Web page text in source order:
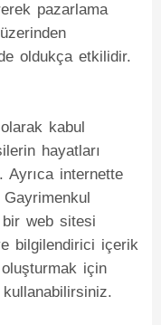
pazarlama
oldukça etkilidir.
kabul
hayatları
Ayrıca internette
bir web sitesi
bilgilendirici içerik
için